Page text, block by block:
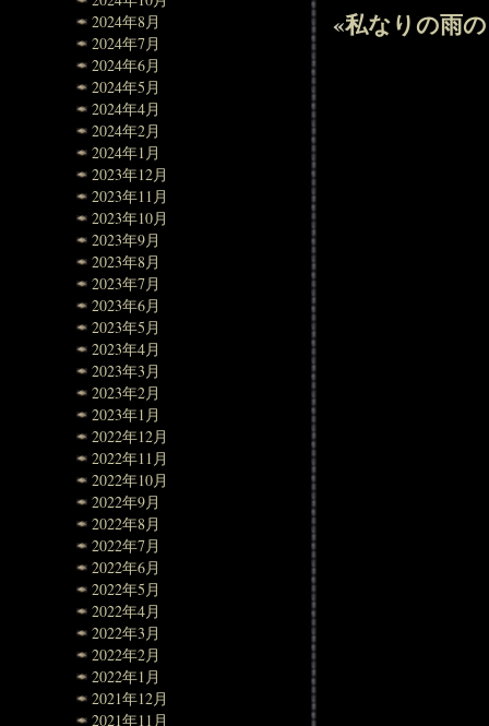
2024年8月
2024年7月
2024年6月
2024年5月
2024年4月
2024年2月
2024年1月
2023年12月
2023年11月
2023年10月
2023年9月
2023年8月
2023年7月
2023年6月
2023年5月
2023年4月
2023年3月
2023年2月
2023年1月
2022年12月
2022年11月
2022年10月
2022年9月
2022年8月
2022年7月
2022年6月
2022年5月
2022年4月
2022年3月
2022年2月
2022年1月
2021年12月
2021年11月
«私なりの雨